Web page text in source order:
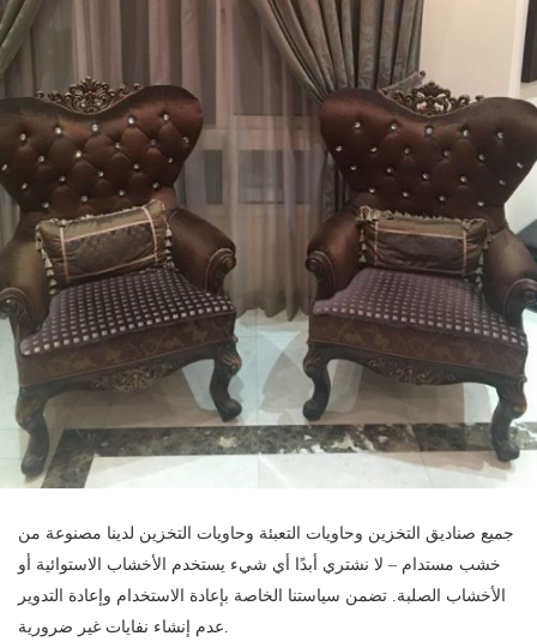
جميع صناديق التخزين وحاويات التعبئة وحاويات التخزين لدينا مصنوعة من
خشب مستدام – لا نشتري أبدًا أي شيء يستخدم الأخشاب الاستوائية أو
الأخشاب الصلبة. تضمن سياستنا الخاصة بإعادة الاستخدام وإعادة التدوير